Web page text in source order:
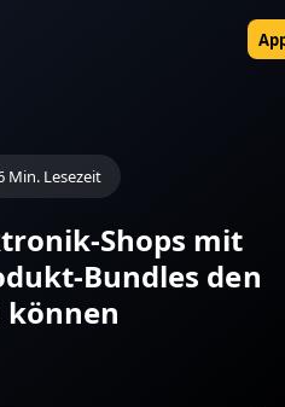
Min. Lesezeit
Shops mit
Bundles den
können